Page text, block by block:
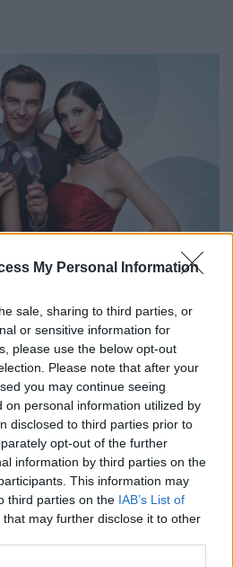
My Personal Information
sale, sharing to third parties, or
or sensitive information for
please use the below opt-out
Please note that after your
you may continue seeing
on personal information utilized by
disclosed to third parties prior to
opt-out of the further
information by third parties on the
This information may
third parties on the IAB’s List of
that may further disclose it to other
Örkény Színházkiállítással
Allee-ban, ahol kellékeket,
is láthatnak az
a Spamalot, az Operaház
jelmezeit is szemügyre
Haumann Péter és
a Macskákból, vagy az
és a színes szélesvásznú
Béla József-ruhái. A
kivetítőna Madách TV